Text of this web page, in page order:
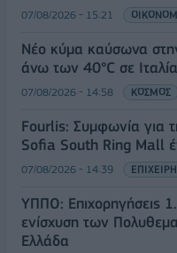
07/08/2026 - 15:21
Νέο κύμα καύσωνα
άνω των 40°C σε
07/08/2026 - 14:58 ΚΟΣΜΟΣ
Fourlis: Συμφωνία για
Sofia South Ring Mall
07/08/2026 - 14:39
ΥΠΠΟ: Επιχορηγήσεις
ενίσχυση των
Ελλάδα